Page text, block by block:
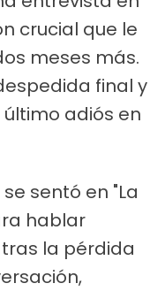
crucial que le
meses más.
final y
adiós en
sentó en "La
hablar
la pérdida